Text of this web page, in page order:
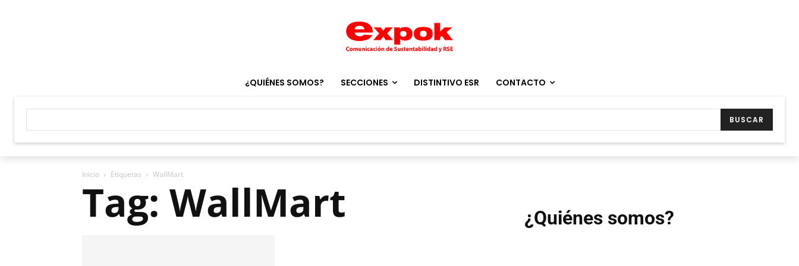
¿QUIÉNES SOMOS? SECCIONES DISTINTIVO ESR CONTACTO
BUSCAR
Inicio Etiquetas WallMart
Tag: WallMart ¿Quiénes somos?